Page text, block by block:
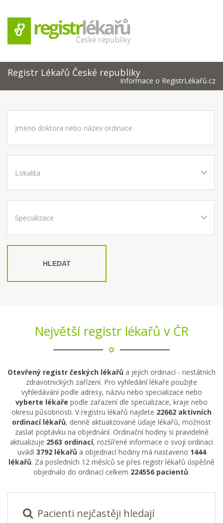
Registr Lékařů České republiky
Informace o RegistrLékařů.cz
HLEDAT
Největší registr lékařů v ČR
Otevřený registr českých lékařů a jejich ordinací - nestátních
zdravotnických zařízení. Pro vyhledání lékaře použijte
vyhledávání podle adresy, názvu nebo specializace nebo
vyberte lékaře podle zařazení dle specializace, kraje nebo
okresu působnosti. V registru lékařů najdete 22662 aktivních
ordinací lékařů, denně aktualizované údaje lékařů, možnost
zaslat poptávku na objednání. Ordinační hodiny si pravidelně
aktualizuje 2563 ordinací, rozšířené informace o svojí ordinaci
uvádí3792 lékařů a objednací hodiny má nastaveno 1444
lékařů. Za posledních 12 měsíců se přes registr lékařů úspěšně
objednalo do ordinací celkem 224556 pacientů.
Pacienti nejčastěji hledají